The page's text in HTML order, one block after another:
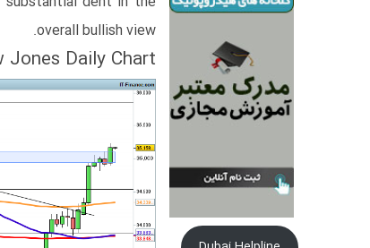
overall bullish view.
Jones Daily Chart